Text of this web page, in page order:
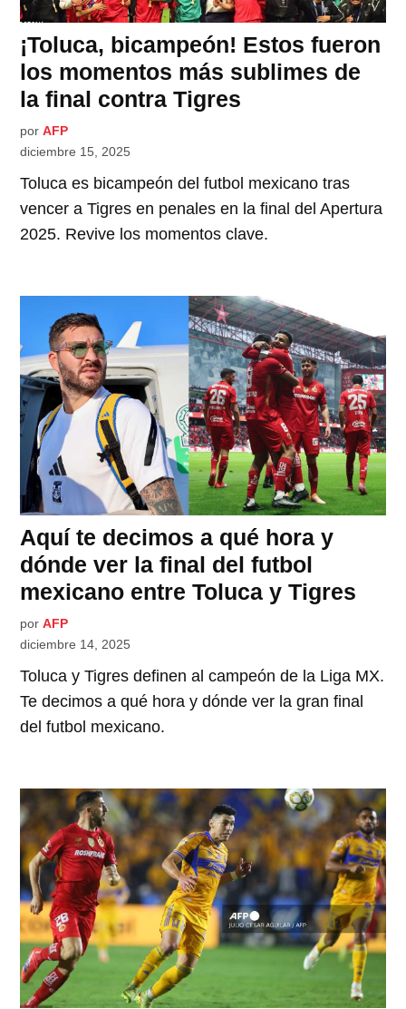
¡Toluca, bicampeón! Estos fueron
los momentos más sublimes de
la final contra Tigres
por AFP
diciembre 15, 2025
Toluca es bicampeón del futbol mexicano tras
vencer a Tigres en penales en la final del Apertura
2025. Revive los momentos clave.
Aquí te decimos a qué hora y
dónde ver la final del futbol
mexicano entre Toluca y Tigres
por AFP
diciembre 14, 2025
Toluca y Tigres definen al campeón de la Liga MX.
Te decimos a qué hora y dónde ver la gran final
del futbol mexicano.